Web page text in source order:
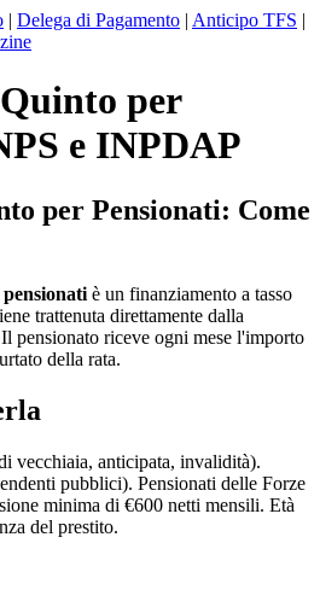
| Delega di Pagamento | Anticipo TFS |
per
e INPDAP
per Pensionati: Come
è un finanziamento a tasso
trattenuta direttamente dalla
pensionato riceve ogni mese l'importo
della rata.
vecchiaia, anticipata, invalidità).
pubblici). Pensionati delle Forze
minima di €600 netti mensili. Età
del prestito.